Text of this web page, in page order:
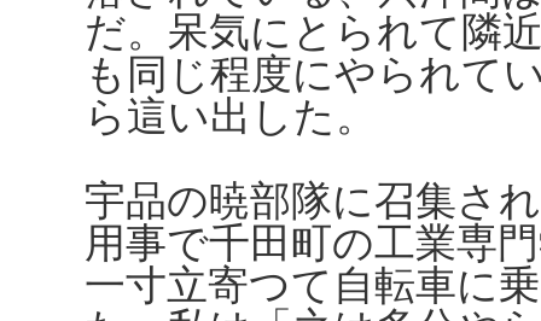
だ。呆気にとられて隣
も同じ程度にやられて
ら這い出した。
宇品の暁部隊に召集さ
用事で千田町の工業専
一寸立寄つて自転車に